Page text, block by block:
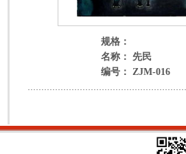
规格：
名称： 先民
编号： ZJM-016